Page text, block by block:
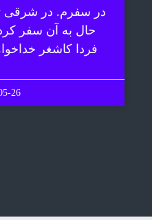
در سفرم. در شرقی
حال به آن سفر
فردا کاشغر
26